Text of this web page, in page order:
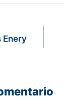
Enery